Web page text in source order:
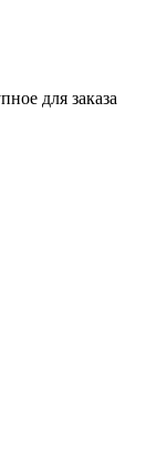
для заказа